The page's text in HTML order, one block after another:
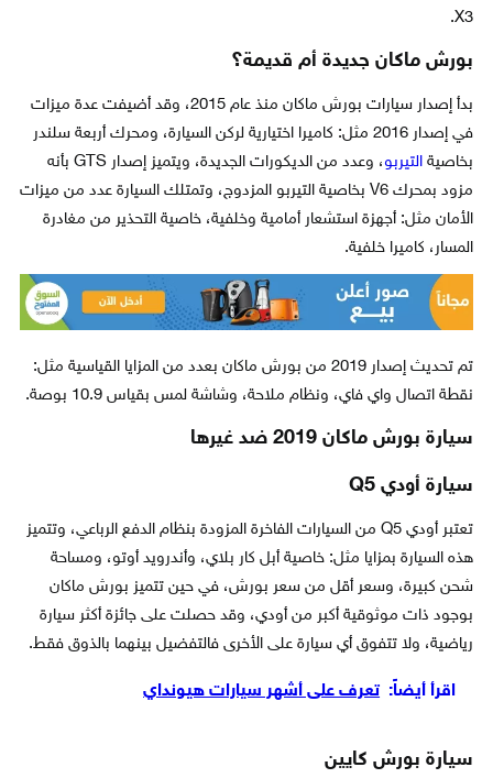
X3.
بورش ماكان جديدة أم قديمة؟
بدأ إصدار سيارات بورش ماكان منذ عام 2015، وقد أضيفت عدة ميزات
في إصدار 2016 مثل: كاميرا اختيارية لركن السيارة، ومحرك أربعة سلندر
بخاصية التيربو
، وعدد من الديكورات الجديدة، ويتميز إصدار GTS بأنه
مزود بمحرك V6 بخاصية التيربو المزدوج، وتمتلك السيارة عدد من ميزات
الأمان مثل: أجهزة استشعار أمامية وخلفية، خاصية التحذير من مغادرة
المسار، كاميرا خلفية.
تم تحديث إصدار 2019 من بورش ماكان بعدد من المزايا القياسية مثل:
نقطة اتصال واي فاي، ونظام ملاحة، وشاشة لمس بقياس 10.9 بوصة.
سيارة بورش ماكان 2019 ضد غيرها
سيارة أودي Q5
تعتبر أودي Q5 من السيارات الفاخرة المزودة بنظام الدفع الرباعي، وتتميز
هذه السيارة بمزايا مثل: خاصية أبل كار بلاي، وأندرويد أوتو، ومساحة
شحن كبيرة، وسعر أقل من سعر بورش، في حين تتميز بورش ماكان
بوجود ذات موثوقية أكبر من أودي، وقد حصلت على جائزة أكثر سيارة
رياضية، ولا تتفوق أي سيارة على الأخرى فالتفضيل بينهما بالذوق فقط.
اقرأ أيضاً: تعرف على أشهر سيارات هيونداي
سيارة بورش كايين